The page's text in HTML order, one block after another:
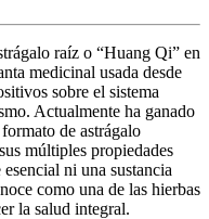
raíz o “Huang Qi” en
medicinal usada desde
sobre el sistema
Actualmente ha ganado
de astrágalo
múltiples propiedades
ni una sustancia
como una de las hierbas
la salud integral.